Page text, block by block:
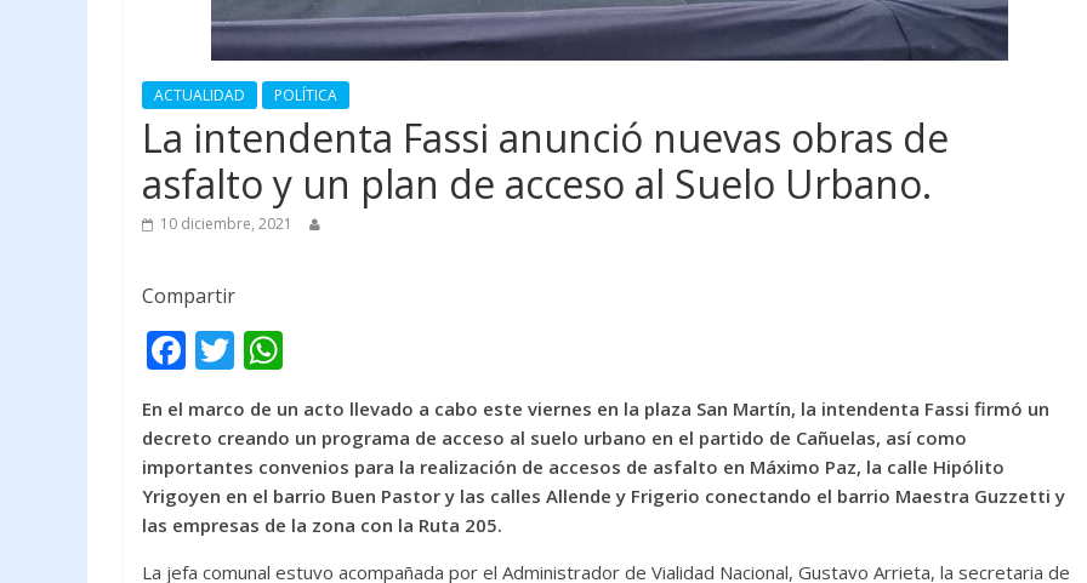
ACTUALIDAD POLÍTICA
La intendenta Fassi anunció nuevas obras de
asfalto y un plan de acceso al Suelo Urbano.
10 diciembre, 2021
Compartir
F
e
b
o
o
T
w
itt
er
at
s
A
p
En el marco de un acto llevado a cabo este viernes en la plaza San Martín, la intendenta Fassi firmó un
decreto creando un programa de acceso al suelo urbano en el partido de Cañuelas, así como
importantes convenios para la realización de accesos de asfalto en Máximo Paz, la calle Hipólito
Yrigoyen en el barrio Buen Pastor y las calles Allende y Frigerio conectando el barrio Maestra Guzzetti y
las empresas de la zona con la Ruta 205.
La jefa comunal estuvo acompañada por el Administrador de Vialidad Nacional, Gustavo Arrieta, la secretaria de